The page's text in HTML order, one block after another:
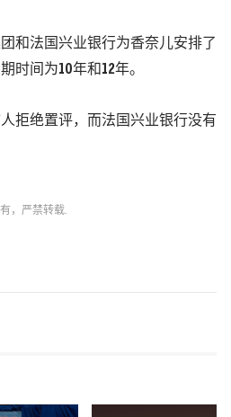
和法国兴业银行为香奈儿安排了
时间为10年和12年。
拒绝置评，而法国兴业银行没有
，严禁转载.